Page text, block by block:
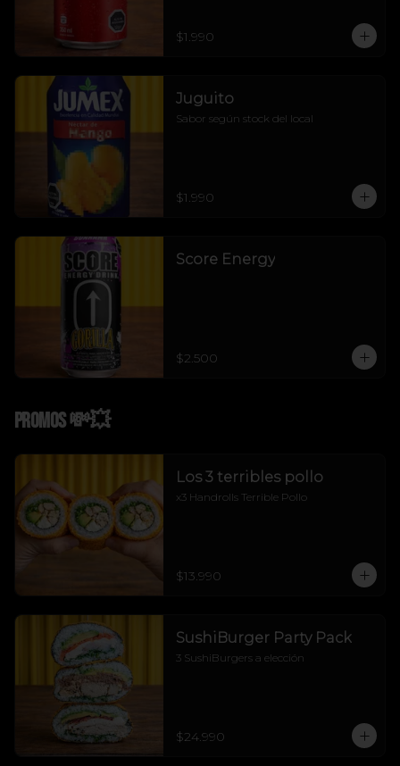
$1.990
Juguito
Sabor según stock del local
$1.990
Score Energy
$2.500
Promos 💸💥
Los 3 terribles pollo
x3 Handrolls Terrible Pollo
$13.990
SushiBurger Party Pack
3 SushiBurgers a elección
$24.990